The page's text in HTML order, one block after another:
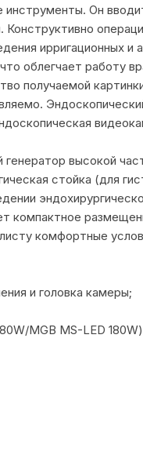
Он
ирригационных и
облегчает работу
получаемой
высокой
стойка (для
компактное
комфортные
и головка камеры;
MGB MS-LED